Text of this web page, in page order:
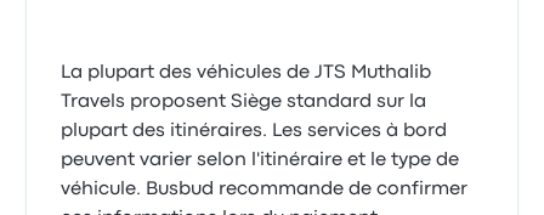
La plupart des véhicules de JTS Muthalib
Travels proposent Siège standard sur la
plupart des itinéraires. Les services à bord
peuvent varier selon l'itinéraire et le type de
véhicule. Busbud recommande de confirmer